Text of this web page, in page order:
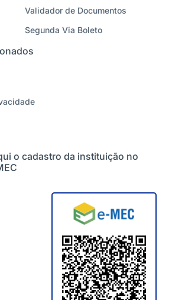
Validador de Documentos
Segunda Via Boleto
o cadastro da instituição no